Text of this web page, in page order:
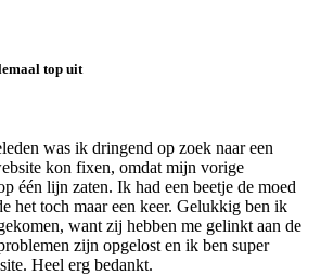
top uit
was ik dringend op zoek naar een
kon fixen, omdat mijn vorige
één lijn zaten. Ik had een beetje de moed
het toch maar een keer. Gelukkig ben ik
want zij hebben me gelinkt aan de
zijn opgelost en ik ben super
Heel erg bedankt.